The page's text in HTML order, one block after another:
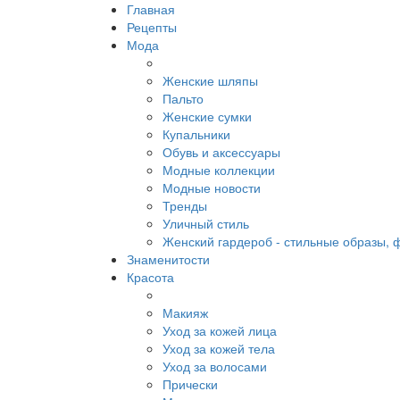
Главная
Рецепты
Мода
Женские шляпы
Пальто
Женские сумки
Купальники
Обувь и аксессуары
Модные коллекции
Модные новости
Тренды
Уличный стиль
Женский гардероб - стильные образы,
Знаменитости
Красота
Макияж
Уход за кожей лица
Уход за кожей тела
Уход за волосами
Прически